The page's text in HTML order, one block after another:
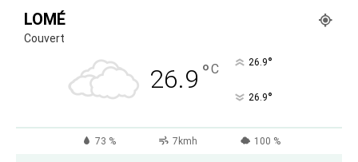
LOMÉ
Couvert
26.9 °C 26.9°
26.9°
73 % 7kmh 100 %